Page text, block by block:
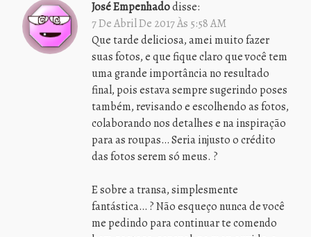
José Empenhadodisse:
7 De Abril De 2017 Às 5:58 AM
Que tarde deliciosa, amei muito fazer
suas fotos, e que fique claro que você tem
uma grande importância no resultado
final, pois estava sempre sugerindo poses
também, revisando e escolhendo as fotos,
colaborando nos detalhes e na inspiração
para as roupas… Seria injusto o crédito
das fotos serem só meus. ?
E sobre a transa, simplesmente
fantástica… ? Não esqueço nunca de você
me pedindo para continuar te comendo